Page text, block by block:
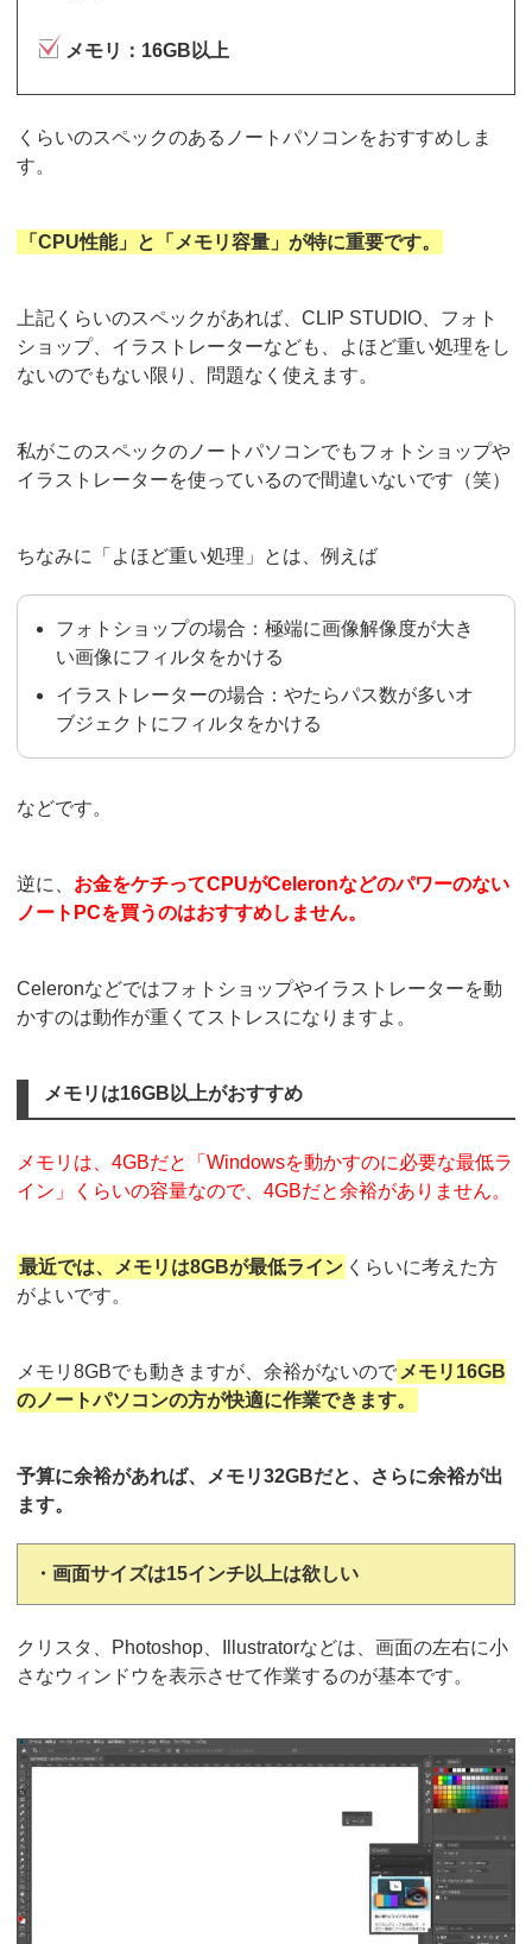
メモリ：16GB以上
くらいのスペックのあるノートパソコンをおすすめしま
す。
「CPU性能」と「メモリ容量」が特に重要です。
上記くらいのスペックがあれば、CLIP STUDIO、フォト
ショップ、イラストレーターなども、よほど重い処理をし
ないのでもない限り、問題なく使えます。
私がこのスペックのノートパソコンでもフォトショップや
イラストレーターを使っているので間違いないです（笑）
ちなみに「よほど重い処理」とは、例えば
フォトショップの場合：極端に画像解像度が大き
い画像にフィルタをかける
イラストレーターの場合：やたらパス数が多いオ
ブジェクトにフィルタをかける
などです。
逆に、 お金をケチってCPUがCeleronなどのパワーのない
ノートPCを買うのはおすすめしません。
Celeronなどではフォトショップやイラストレーターを動
かすのは動作が重くてストレスになりますよ。
メモリは16GB以上がおすすめ
メモリは、4GBだと「Windowsを動かすのに必要な最低ラ
イン」くらいの容量なので、4GBだと余裕がありません。
最近では、メモリは8GBが最低ライン くらいに考えた方
がよいです。
メモリ8GBでも動きますが、余裕がないので メモリ16GB
のノートパソコンの方が快適に作業できます。
予算に余裕があれば、メモリ32GBだと、さらに余裕が出
ます。
・画面サイズは15インチ以上は欲しい
クリスタ、Photoshop、Illustratorなどは、画面の左右に小
さなウィンドウを表示させて作業するのが基本です。